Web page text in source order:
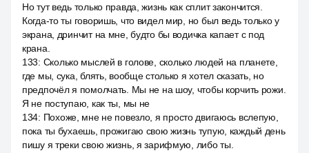
Но тут ведь только правда, жизнь как сплит закончится.
Когда-то ты говоришь, что видел мир, но был ведь только у
экрана, дринчит на мне, будто бы водичка капает с под
крана.
133: Сколько мыслей в голове, сколько людей на планете,
где мы, сука, блять, вообще столько я хотел сказать, но
предпочёл я помолчать. Мы не на шоу, чтобы корчить рожи.
Я не поступаю, как ты, мы не
134: Похоже, мне не повезло, я просто двигаюсь вслепую,
пока ты бухаешь, прожигаю свою жизнь тупую, каждый день
пишу я треки свою жизнь, я зарифмую, либо ты.